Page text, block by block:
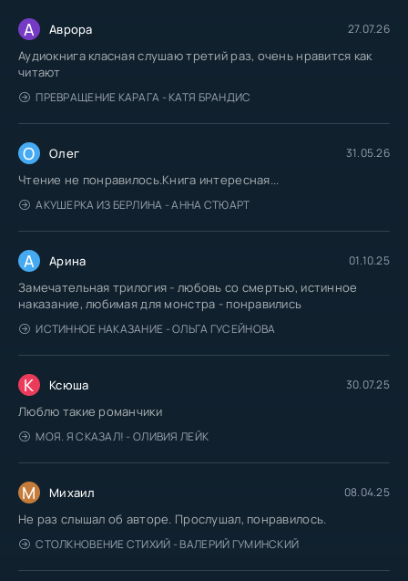
А Аврора 27.07.26
Аудиокнига класная слушаю третий раз, очень нравится как
читают
ПРЕВРАЩЕНИЕ КАРАГА - КАТЯ БРАНДИС
О Олег 31.05.26
Чтение не понравилось.Книга интересная...
АКУШЕРКА ИЗ БЕРЛИНА - АННА СТЮАРТ
А Арина 01.10.25
Замечательная трилогия - любовь со смертью, истинное
наказание, любимая для монстра - понравились
ИСТИННОЕ НАКАЗАНИЕ - ОЛЬГА ГУСЕЙНОВА
К Ксюша 30.07.25
Люблю такие романчики
МОЯ. Я СКАЗАЛ! - ОЛИВИЯ ЛЕЙК
М Михаил 08.04.25
Не раз слышал об авторе. Прослушал, понравилось.
СТОЛКНОВЕНИЕ СТИХИЙ - ВАЛЕРИЙ ГУМИНСКИЙ